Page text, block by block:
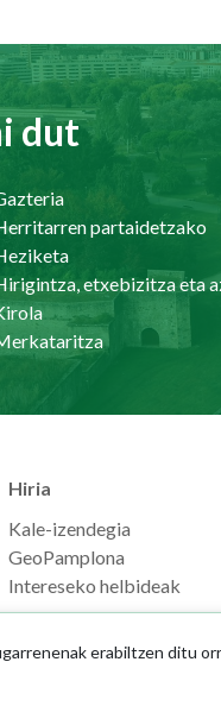
dut
partaidetzako
Hiria
Kale-izendegia
GeoPamplona
Intereseko helbideak
erabiltzen ditu